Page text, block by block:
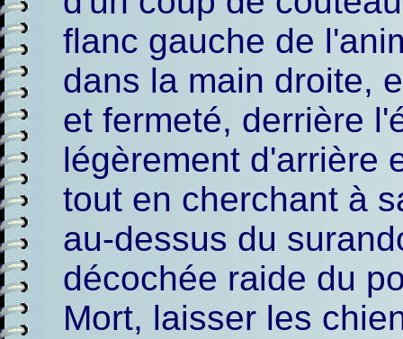
flanc gauche de
dans la main droite,
et fermeté, derrière
légèrement d'arrière
tout en cherchant à
au-dessus du
décochée raide du
Mort, laisser les